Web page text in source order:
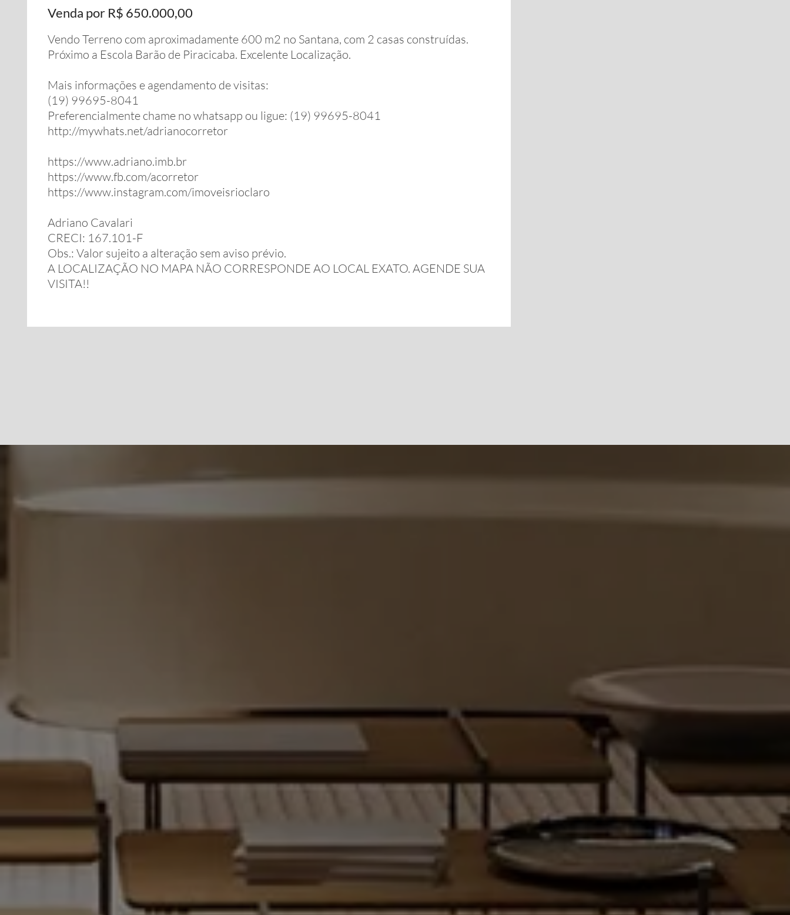
Venda por R$ 650.000,00
Vendo Terreno com aproximadamente 600 m2 no Santana, com 2 casas construídas.
Próximo a Escola Barão de Piracicaba. Excelente Localização.
Mais informações e agendamento de visitas:
(19) 99695-8041
Preferencialmente chame no whatsapp ou ligue: (19) 99695-8041
http://mywhats.net/adrianocorretor
https://www.adriano.imb.br
https://www.fb.com/acorretor
https://www.instagram.com/imoveisrioclaro
Adriano Cavalari
CRECI: 167.101-F
Obs.: Valor sujeito a alteração sem aviso prévio.
A LOCALIZAÇÃO NO MAPA NÃO CORRESPONDE AO LOCAL EXATO. AGENDE SUA
VISITA!!